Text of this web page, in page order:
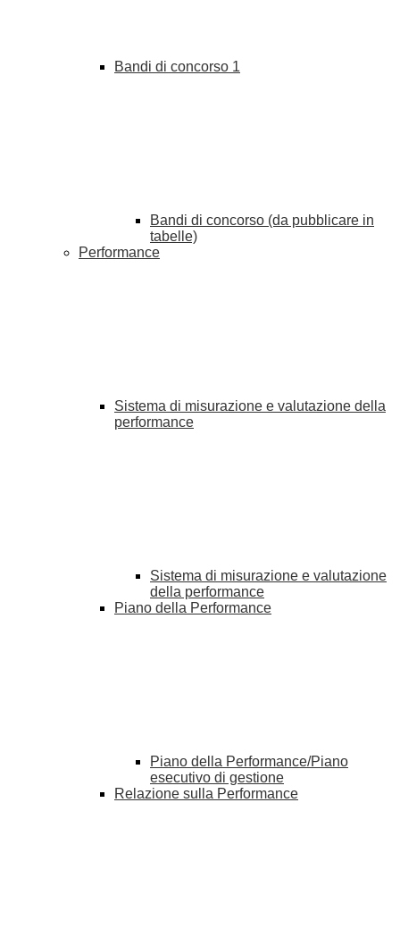
Bandi di concorso 1
Bandi di concorso (da pubblicare in
tabelle)
Performance
Sistema di misurazione e valutazione della
performance
Sistema di misurazione e valutazione
della performance
Piano della Performance
Piano della Performance/Piano
esecutivo di gestione
Relazione sulla Performance